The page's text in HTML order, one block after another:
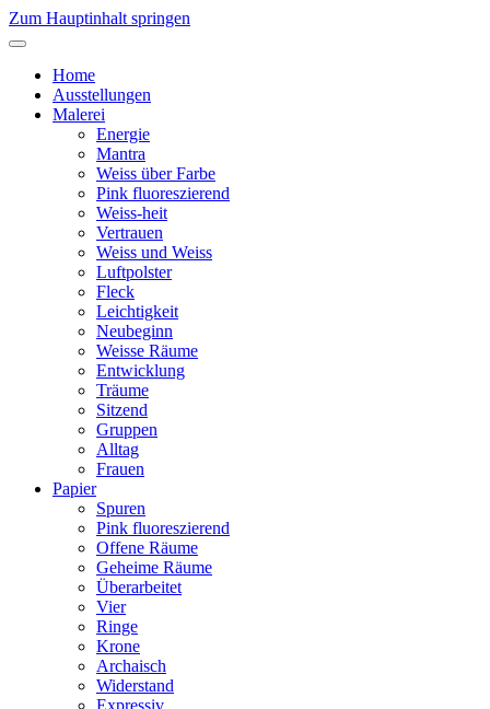
Zum Hauptinhalt springen
Home
Ausstellungen
Malerei
Energie
Mantra
Weiss über Farbe
Pink fluoreszierend
Weiss-heit
Vertrauen
Weiss und Weiss
Luftpolster
Fleck
Leichtigkeit
Neubeginn
Weisse Räume
Entwicklung
Träume
Sitzend
Gruppen
Alltag
Frauen
Papier
Spuren
Pink fluoreszierend
Offene Räume
Geheime Räume
Überarbeitet
Vier
Ringe
Krone
Archaisch
Widerstand
Expressiv